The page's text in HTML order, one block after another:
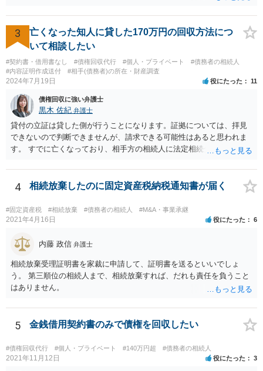
3
亡くなった知人に貸した170万円の回収方法につ
いて相談したい
#契約書・借用書なし #債権回収代行 #個人・プライベート
#債務者の相続人
#内容証明作成送付
#相手(債務者)の所在・財産調査
2024年7月19日 役にたった 11
債権回収に強い弁護士
黒木 佐紀 弁護士
貸付の立証は貸した側が行うことになります。証拠については、拝見
できないので判断できませんが、請求できる可能性はあると思われま
す。 すでに亡くなっており、相手方の相続人に法定相続分に応じて請
が難しくなります。 お早めに相続人に請求していくか、それが難しい
場合は、弁護士に相談されるのがよろしいかと思います。
4 相続放棄したのに固定資産税納税通知書が届く
#固定資産税 #相続放棄 #債務者の相続人 #M&A・事業承継
2021年4月16日 役にたった 6
内藤 政信 弁護士
相続放棄受理証明書を家裁に申請して、証明書を送るといいでしょ
う。 第三順位の相続人まで、相続放棄すれば、だれも責任を負うこと
はありません。
5 金銭借用契約書のみで債権を回収したい
#債権回収代行 #個人・プライベート #140万円超 #債務者の相続人
2021年11月12日 役にたった 3